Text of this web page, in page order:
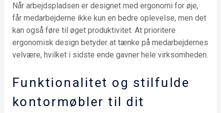
Når arbejdspladsen er designet med ergonomi for øje,
får medarbejderne ikke kun en bedre oplevelse, men det
kan også føre til øget produktivitet. At prioritere
ergonomisk design betyder at tænke på medarbejdernes
velvære, hvilket i sidste ende gavner hele virksomheden.
Funktionalitet og stilfulde
kontormøbler til dit